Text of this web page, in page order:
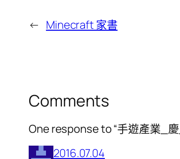
← Minecraft 家書
Comments
One response to “手遊產業_
2016.07.04